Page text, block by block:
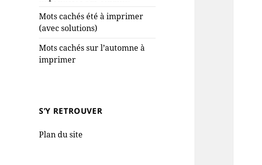
Mots cachés été à imprimer
(avec solutions)
Mots cachés sur l’automne à
imprimer
S’Y RETROUVER
Plan du site